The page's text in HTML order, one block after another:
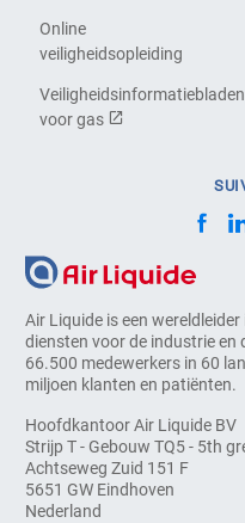
Air Liquide is een
diensten voor de industrie en
66.500 medewerkers in 60
miljoen klanten en patiënten.
Hoofdkantoor Air Liquide BV
Strijp T - Gebouw TQ5 - 5th
Achtseweg Zuid 151 F
5651 GW Eindhoven
Nederland
Online
veiligheidsopleiding
Veiligheidsinformatiebladen
voor gas